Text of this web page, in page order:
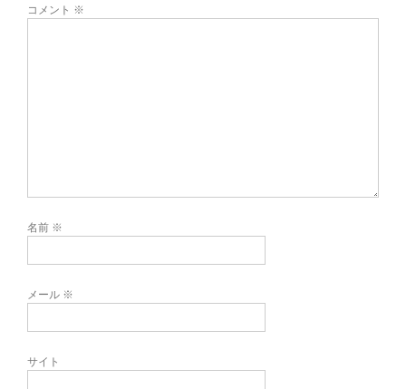
コメント ※
名前 ※
メール ※
サイト